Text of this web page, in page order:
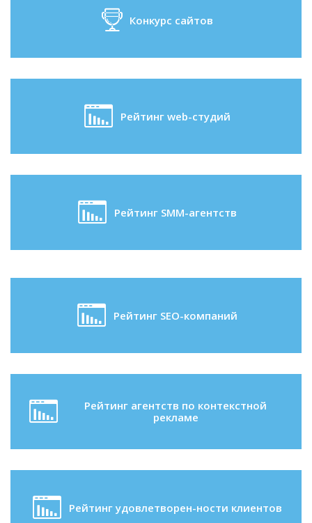
Конкурс сайтов
Рейтинг web-студий
Рейтинг SMM-агентств
Рейтинг SEO-компаний
Рейтинг агентств по контекстной
рекламе
Рейтинг удовлетворен-ности клиентов